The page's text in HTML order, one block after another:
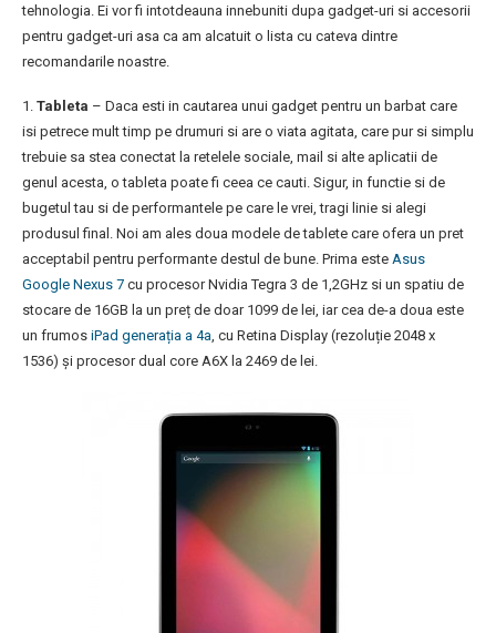
tehnologia. Ei vor fi intotdeauna innebuniti dupa gadget-uri si accesorii
pentru gadget-uri asa ca am alcatuit o lista cu cateva dintre
recomandarile noastre.
1. Tableta – Daca esti in cautarea unui gadget pentru un barbat care
isi petrece mult timp pe drumuri si are o viata agitata, care pur si simplu
trebuie sa stea conectat la retelele sociale, mail si alte aplicatii de
genul acesta, o tableta poate fi ceea ce cauti. Sigur, in functie si de
bugetul tau si de performantele pe care le vrei, tragi linie si alegi
produsul final. Noi am ales doua modele de tablete care ofera un pret
acceptabil pentru performante destul de bune. Prima este Asus
Google Nexus 7 cu procesor Nvidia Tegra 3 de 1,2GHz si un spatiu de
stocare de 16GB la un preț de doar 1099 de lei, iar cea de-a doua este
un frumos iPad generația a 4a, cu Retina Display (rezoluție 2048 x
1536) și procesor dual core A6X la 2469 de lei.